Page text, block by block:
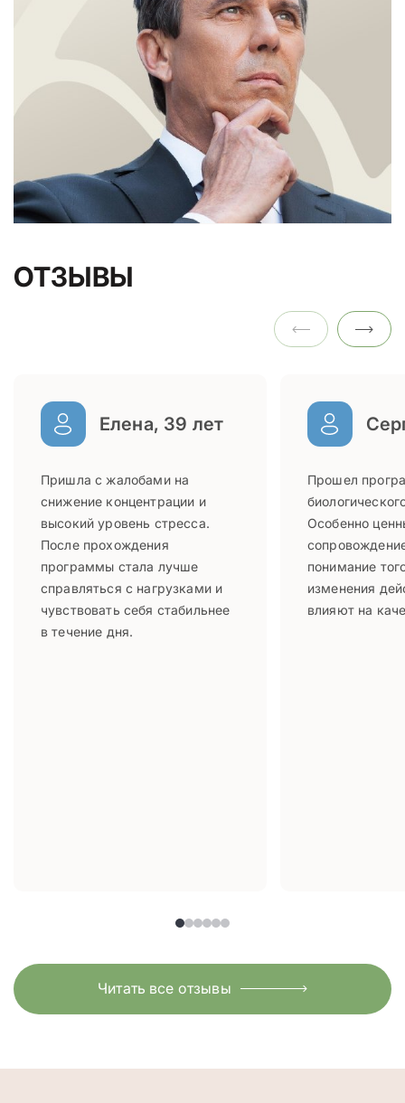
ОТЗЫВЫ
Елена, 39 лет
Пришла с жалобами на
снижение концентрации и
высокий уровень стресса.
После прохождения
программы стала лучше
справляться с нагрузками и
чувствовать себя стабильнее
в течение дня.
Прошел
Особенно
понимание
изменения
влияют на
Читать все отзывы